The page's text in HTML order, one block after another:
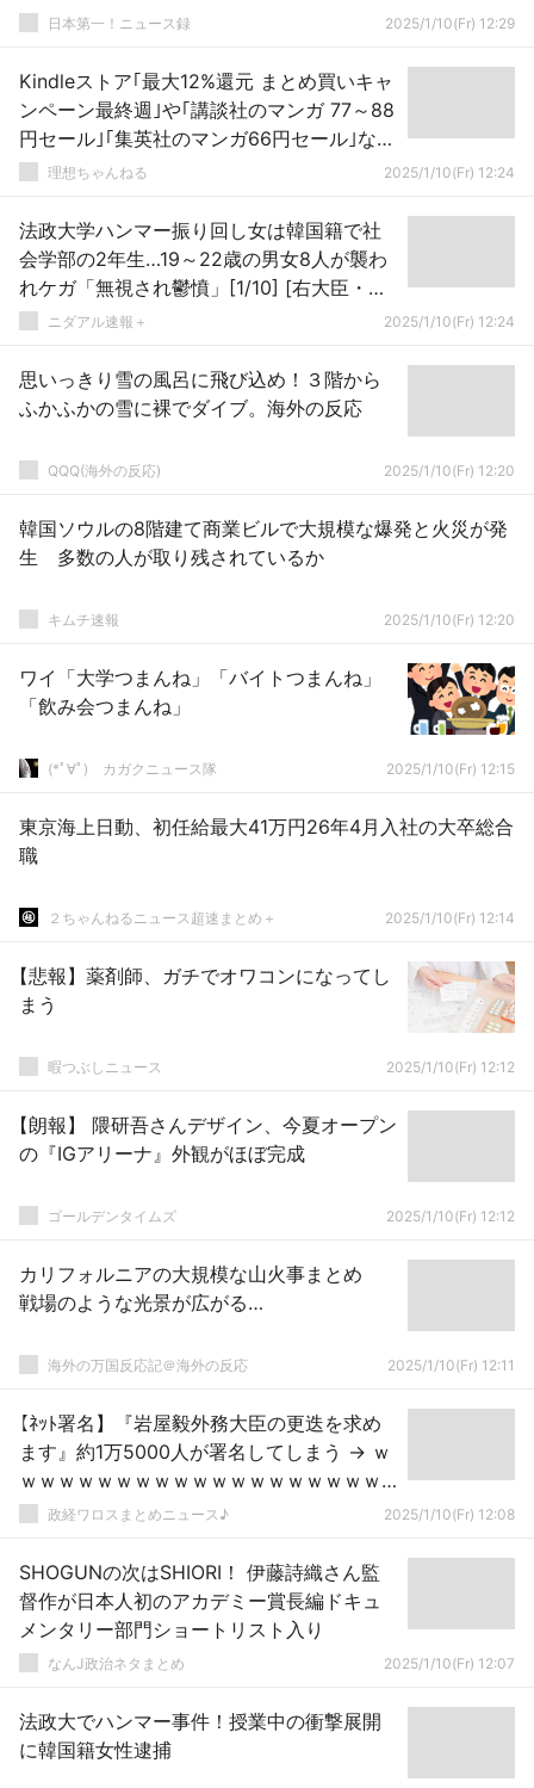
日本第一！ニュース録 2025/1/10(Fr) 12:29
Kindleストア｢最大12%還元 まとめ買いキャ
ンペーン最終週｣や｢講談社のマンガ 77～88
円セール｣｢集英社のマンガ66円セール｣など
を開始理想ちゃんねる 2025/1/10(Fr) 12:24
法政大学ハンマー振り回し女は韓国籍で社
会学部の2年生…19～22歳の男女8人が襲わ
れケガ「無視され鬱憤」[1/10] [右大臣・大
ちゃん之弼★]
ニダアル速報＋ 2025/1/10(Fr) 12:24
思いっきり雪の風呂に飛び込め！３階から
ふかふかの雪に裸でダイブ。海外の反応
QQQ(海外の反応) 2025/1/10(Fr) 12:20
韓国ソウルの8階建て商業ビルで大規模な爆発と火災が発
生 多数の人が取り残されているか
キムチ速報 2025/1/10(Fr) 12:20
ワイ「大学つまんね」「バイトつまんね」
「飲み会つまんね」
(*ﾟ∀ﾟ)ゞカガクニュース隊 2025/1/10(Fr) 12:15
東京海上日動、初任給最大41万円26年4月入社の大卒総合
職
２ちゃんねるニュース超速まとめ＋ 2025/1/10(Fr) 12:14
【悲報】薬剤師、ガチでオワコンになってし
まう
暇つぶしニュース 2025/1/10(Fr) 12:12
【朗報】 隈研吾さんデザイン、今夏オープン
の『IGアリーナ』外観がほぼ完成
ゴールデンタイムズ 2025/1/10(Fr) 12:12
カリフォルニアの大規模な山火事まとめ
戦場のような光景が広がる…
海外の万国反応記＠海外の反応 2025/1/10(Fr) 12:11
【ﾈｯﾄ署名】『岩屋毅外務大臣の更迭を求め
ます』約1万5000人が署名してしまう → ｗ
ｗｗｗｗｗｗｗｗｗｗｗｗｗｗｗｗｗｗｗ
ｗ 政経ワロスまとめニュース♪ 2025/1/10(Fr) 12:08
SHOGUNの次はSHIORI！ 伊藤詩織さん監
督作が日本人初のアカデミー賞長編ドキュ
メンタリー部門ショートリスト入り
なんJ政治ネタまとめ 2025/1/10(Fr) 12:07
法政大でハンマー事件！授業中の衝撃展開
に韓国籍女性逮捕